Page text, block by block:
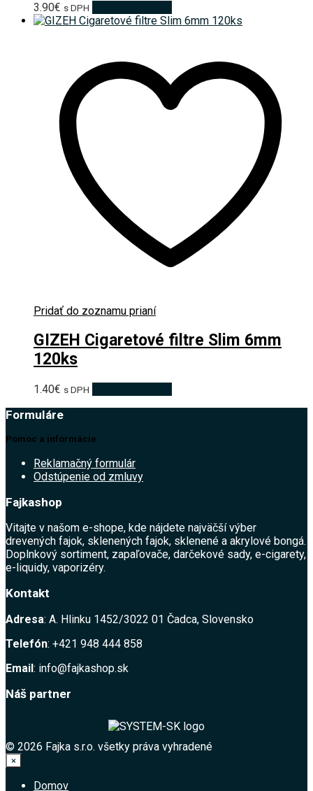
3.90€ s DPH
Pridať do zoznamu prianí
GIZEH Cigaretové filtre Slim 6mm
120ks
1.40€ s DPH
Formuláre
Pomoc a informácie
Reklamačný formulár
Odstúpenie od zmluvy
Fajkashop
Vitajte v našom e-shope, kde nájdete najväčší výber
drevených fajok, sklenených fajok, sklenené a akrylové bongá.
Doplnkový sortiment, zapaľovače, darčekové sady, e-cigarety,
e-liquidy, vaporizéry.
Kontakt
Adresa: A. Hlinku 1452/3022 01 Čadca, Slovensko
Telefón: +421 948 444 858
Email: info@fajkashop.sk
Náš partner
© 2026 Fajka s.r.o. všetky práva vyhradené
×
Domov